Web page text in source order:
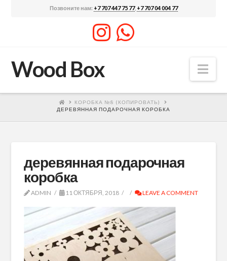
Позвоните нам: +7 707 447 75 77, +7 707 04 004 77
Wood Box
КОРОБКА №8 (КОПИРОВАТЬ)
ДЕРЕВЯННАЯ ПОДАРОЧНАЯ КОРОБКА
деревянная подарочная
коробка
ADMIN 11 ОКТЯБРЯ, 2018 LEAVE A COMMENT